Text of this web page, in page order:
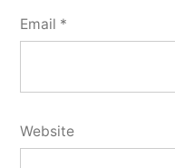
Email *
Website